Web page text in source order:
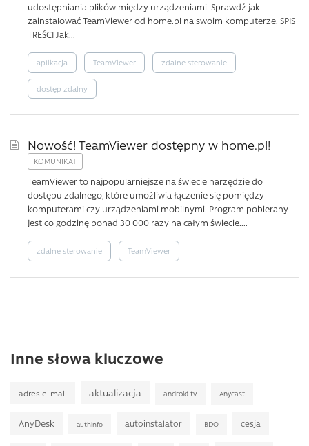
udostępniania plików między urządzeniami. Sprawdź jak
zainstalować TeamViewer od home.pl na swoim komputerze. SPIS
TREŚCI Jak...
aplikacja TeamViewer zdalne sterowanie
dostęp zdalny
Nowość! TeamViewer dostępny w home.pl!
TeamViewer to najpopularniejsze na świecie narzędzie do
dostępu zdalnego, które umożliwia łączenie się pomiędzy
komputerami czy urządzeniami mobilnymi. Program pobierany
jest co godzinę ponad 30 000 razy na całym świecie....
zdalne sterowanie TeamViewer
Inne słowa kluczowe
adres e-mail aktualizacja android tv Anycast
AnyDesk authinfo autoinstalator BDO cesja